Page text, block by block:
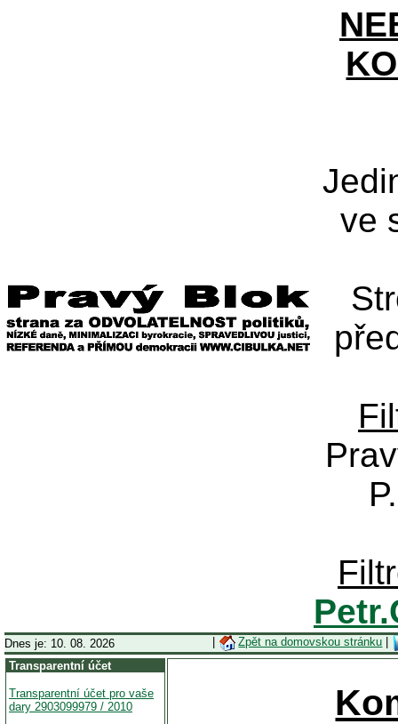
ve
Dnes je: 10. 08. 2026 Zpět na domovskou stránku
Transparentní účet
Transparentní účet pro vaše
dary 2903099979 / 2010